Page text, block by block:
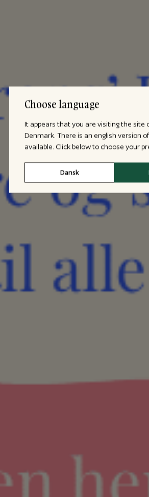
Choose language
It appears that you are visiting the site
Denmark. There is an english version
available. Click below to choose your
Dansk